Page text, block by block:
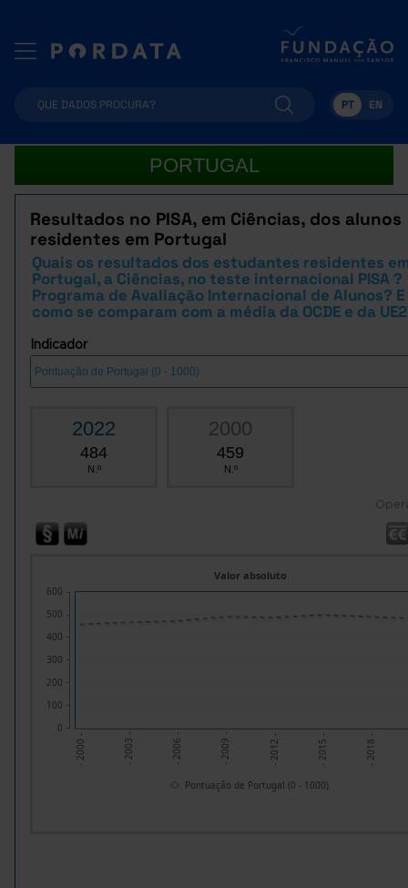
PT EN
PORTUGAL
Resultados no PISA, em Ciências, dos alunos
residentes em Portugal
Quais os resultados dos estudantes residentes
Portugal, a Ciências, no teste internacional PISA ?
Programa de Avaliação Internacional de Alunos? E
como se comparam com a média da OCDE e da
Indicador
2022
484
N.º
2000
459
N.º
- 2000 - - 2003 - - 2006 - - 2009 - - 2012 - - 2015 - - 2018 -
Valor absoluto
0
100
200
300
400
500
600
Pontuação de Portugal (0 - 1000)